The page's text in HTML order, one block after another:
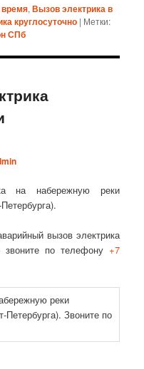
время,Вызов электрика в
круглосуточно | Метки:
СПб
на набережную реки
вызов электрика
по телефону +7